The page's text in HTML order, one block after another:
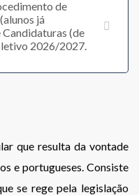
de
já
(de
letivo 2026/2027.
que resulta da vontade
e portugueses. Consiste
se rege pela legislação